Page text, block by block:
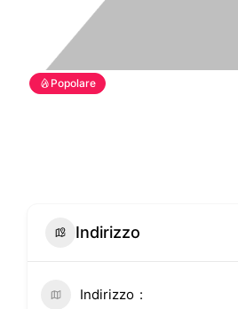
Popolare
Indirizzo
Indirizzo